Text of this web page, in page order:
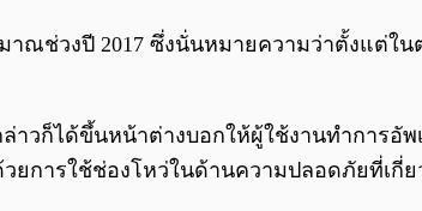
าณช่วงปี 2017 ซึ่งนั่นหมายความว่าตั้งแต่
าวก็ได้ขึ้นหน้าต่างบอกให้ผู้ใช้งานทำการอั
วยการใช้ช่องโหว่ในด้านความปลอดภัยที่เกี่